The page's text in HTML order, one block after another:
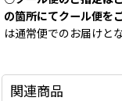
の箇所にてクール便を
は通常便でのお届けと
関連商品